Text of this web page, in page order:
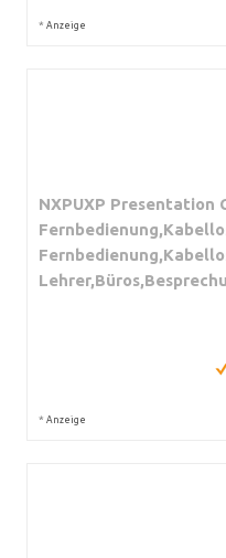
* Anzeige
NXPUXP Presentation
* Anzeige